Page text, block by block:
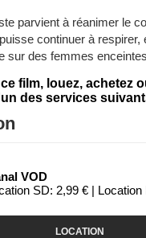
parvient à réanimer le
continuer à respirer,
sur des femmes
film, louez, achetez
des services
VOD
SD: 2,99 € | Location
LOCATION